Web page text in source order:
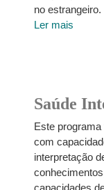
no estrangeiro.
Ler mais
Saúde
Este
com
interpretação
capacidades